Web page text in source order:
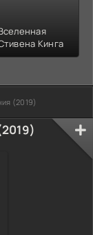
Кинга
(2019)